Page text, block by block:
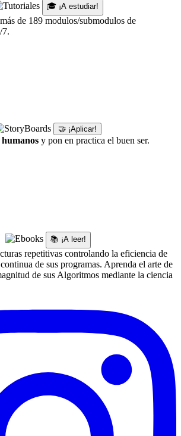
🎓 ¡A estudiar!
de 189 modulos/submodulos de
7.
🤝 ¡Aplicar!
y pon en practica el buen ser.
📚 ¡A leer!
repetitivas controlando la eficiencia de
de sus programas. Aprenda el arte de
de sus Algoritmos mediante la ciencia